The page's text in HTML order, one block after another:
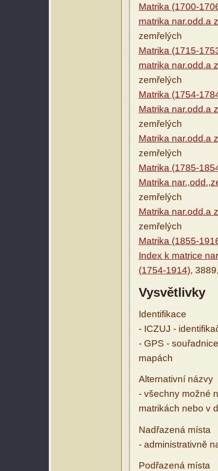
Matrika (1700-
matrika nar.odd.a
zemřelých
Matrika (1715-
matrika nar.odd.a
zemřelých
Matrika (1754-
Matrika nar.odd.a
zemřelých
Matrika nar.odd.a
zemřelých
Matrika (1785-
Matrika
zemřelých
Matrika nar.odd.a
zemřelých
Matrika (1855-
Index k matrice
(1754-1914),
Vysvětlivky
Identifikace
- ICZUJ -
- GPS -
mapách
Alternativní názvy
- všechny možné
matrikách nebo v
Nadřazená místa
- administrativně
Podřazená místa